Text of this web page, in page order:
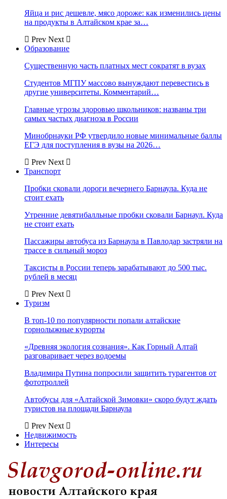
Яйца и рис дешевле, мясо дороже: как изменились цены
на продукты в Алтайском крае за…
Prev Next
Образование
Существенную часть платных мест сократят в вузах
Студентов МГПУ массово вынуждают перевестись в
другие университеты. Комментарий…
Главные угрозы здоровью школьников: названы три
самых частых диагноза в России
Минобрнауки РФ утвердило новые минимальные баллы
ЕГЭ для поступления в вузы на 2026…
Prev Next
Транспорт
Пробки сковали дороги вечернего Барнаула. Куда не
стоит ехать
Утренние девятибалльные пробки сковали Барнаул. Куда
не стоит ехать
Пассажиры автобуса из Барнаула в Павлодар застряли на
трассе в сильный мороз
Таксисты в России теперь зарабатывают до 500 тыс.
рублей в месяц
Prev Next
Туризм
В топ-10 по популярности попали алтайские
горнолыжные курорты
«Древняя экология сознания». Как Горный Алтай
разговаривает через водоемы
Владимира Путина попросили защитить турагентов от
фототроллей
Автобусы для «Алтайской Зимовки» скоро будут ждать
туристов на площади Барнаула
Prev Next
Недвижимость
Интересы